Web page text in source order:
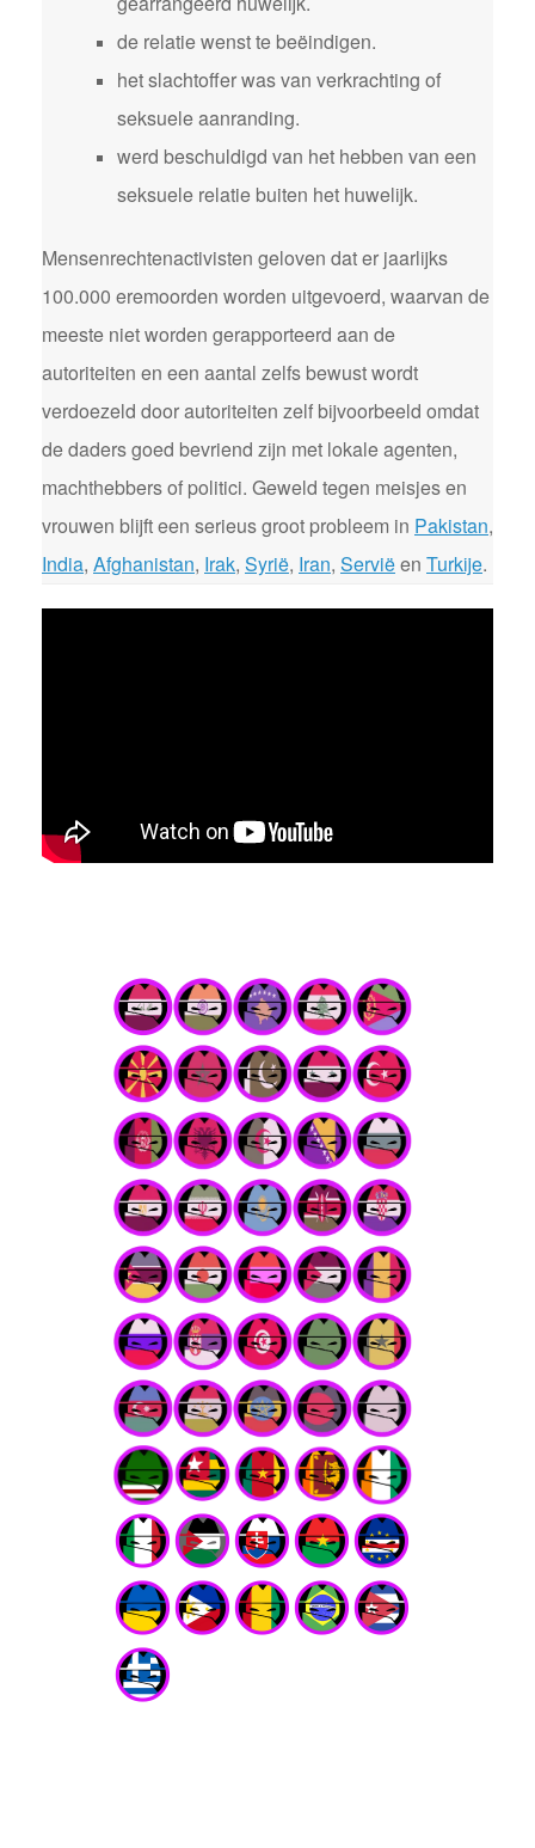
de relatie wenst te beëindigen.
het slachtoffer was van verkrachting of
seksuele aanranding.
werd beschuldigd van het hebben van een
seksuele relatie buiten het huwelijk.
Mensenrechtenactivisten geloven dat er jaarlijks
100.000 eremoorden worden uitgevoerd, waarvan de
meeste niet worden gerapporteerd aan de
autoriteiten en een aantal zelfs bewust wordt
verdoezeld door autoriteiten zelf bijvoorbeeld omdat
de daders goed bevriend zijn met lokale agenten,
machthebbers of politici. Geweld tegen meisjes en
vrouwen blijft een serieus groot probleem in Pakistan,
India, Afghanistan, Irak, Syrië, Iran, Serviëen Turkije.